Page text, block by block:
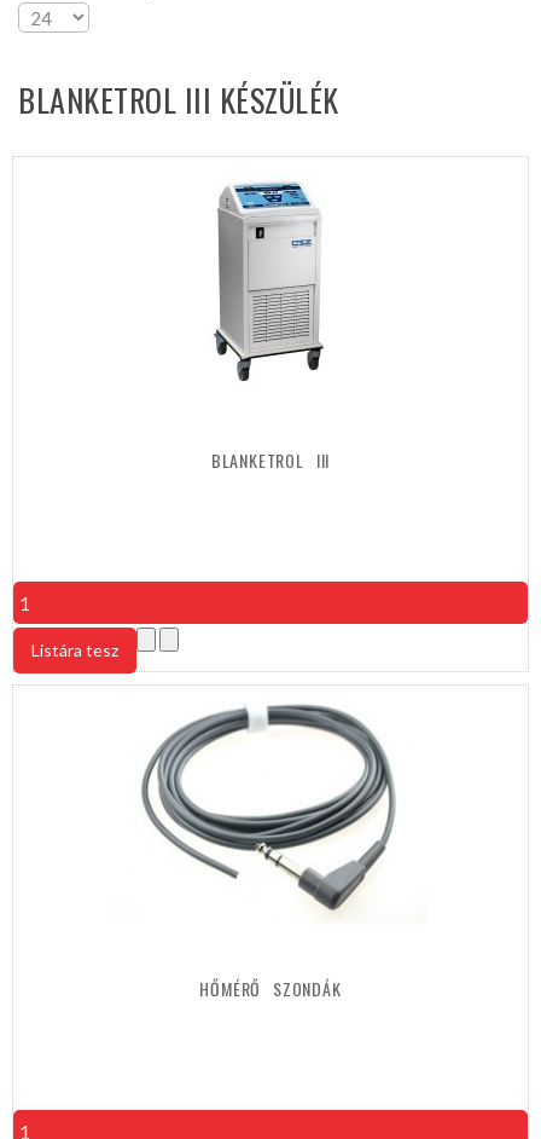
BLANKETROL III KÉSZÜLÉK
BLANKETROL III
HŐMÉRŐ SZONDÁK